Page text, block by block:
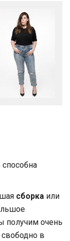
сборка или
получим очень
в